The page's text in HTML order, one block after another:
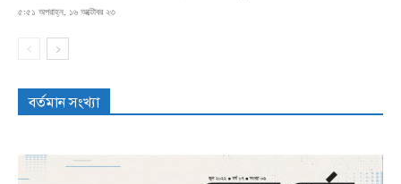
৫:৫১ অপরাহ্ন, ১৬ অক্টোবর ২৩
বর্তমান সংখ্যা